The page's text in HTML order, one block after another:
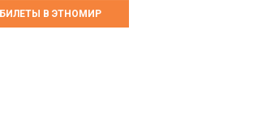
БИЛЕТЫ В ЭТНОМИР